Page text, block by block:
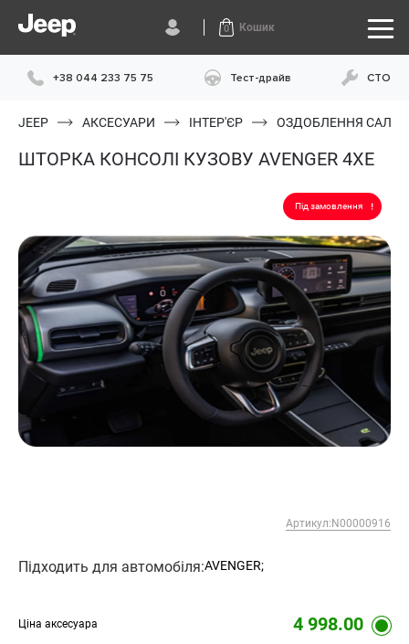
0 Кошик
+38 044 233 75 75 Тест-драйв СТО
JEEP АКСЕСУАРИ ІНТЕР'ЄР ОЗДОБЛЕННЯ
ШТОРКА КОНСОЛІ КУЗОВУ AVENGER 4XE
Під замовлення
Артикул:N00000916
Підходить для автомобіля:AVENGER;
Ціна аксесуара 4 998.00